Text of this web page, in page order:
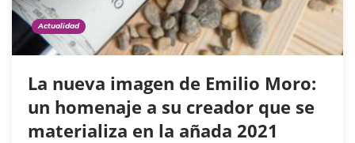
Actualidad
La nueva imagen de Emilio Moro:
un homenaje a su creador que se
materializa en la añada 2021